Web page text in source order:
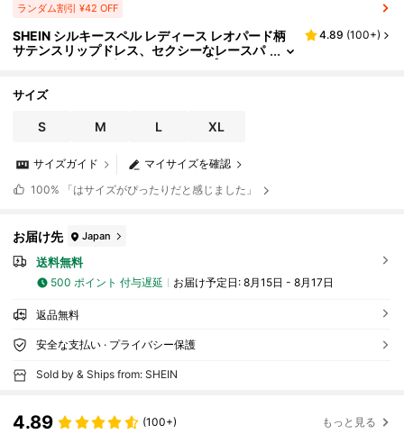
ランダム割引 ¥42 OFF
SHEIN シルキースペル レディース レオパード柄
サテンスリップドレス、セクシーなレースパ
ッチワーク スパゲッティストラップミニドレ
4.89 (100+)
サイズ
S M L XL
マイサイズを確認
サイズガイド
100% 「はサイズがぴったりだと感じました」
お届け先 Japan
送料無料
500 ポイント 付与遅延 お届け予定日: 8月15日 - 8月17日
返品無料
安全な支払い · プライバシー保護
Sold by & Ships from: SHEIN
4.89 (100+) もっと見る